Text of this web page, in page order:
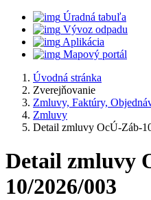
Úradná tabuľa
Vývoz odpadu
Aplikácia
Mapový portál
Úvodná stránka
Zverejňovanie
Zmluvy, Faktúry,
Zmluvy
Detail zmluvy OcÚ-Záb-
Detail zmluvy
10/2026/003